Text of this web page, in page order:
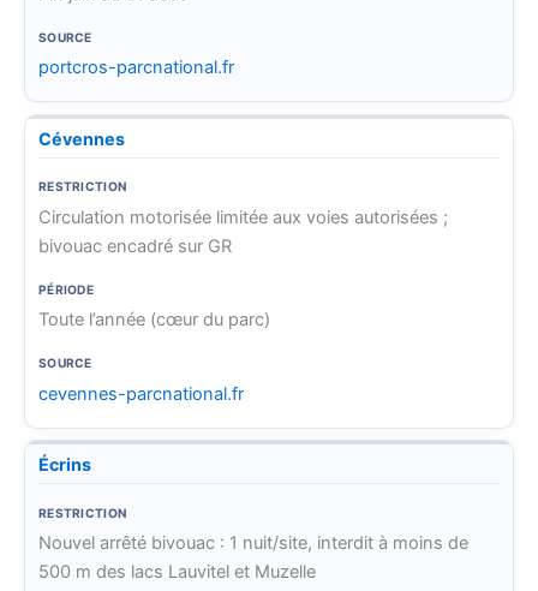
portcros-parcnational.fr
Cévennes
Circulation motorisée limitée aux voies autorisées ;
bivouac encadré sur GR
Toute l’année (cœur du parc)
cevennes-parcnational.fr
Écrins
Nouvel arrêté bivouac : 1 nuit/site, interdit à moins de
500 m des lacs Lauvitel et Muzelle